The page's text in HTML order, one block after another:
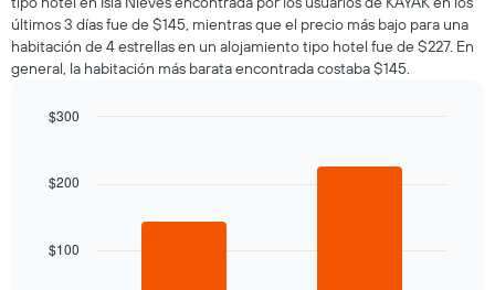
últimos 3 días fue de $145, mientras que el precio más bajo para una
habitación de 4 estrellas en un alojamiento tipo hotel fue de $227. En
general, la habitación más barata encontrada costaba $145.
with
El$100
$200
$300